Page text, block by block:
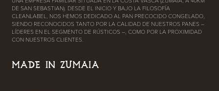
DE SAN SEBASTIAN). DESDE EL INICIO Y BAJO LA FILOSOFÍA
CLEANLABEL, NOS HEMOS DEDICADO AL PAN PRECOCIDO CONGELADO,
SIENDO RECONOCIDOS TANTO POR LA CALIDAD DE NUESTROS PANES –
LÍDERES EN EL SEGMENTO DE RÚSTICOS –, COMO POR LA PROXIMIDAD
CON NUESTROS CLIENTES.
MADE IN ZUMAIA